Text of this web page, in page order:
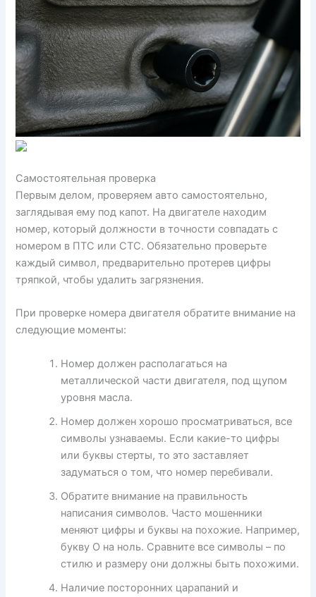
Самостоятельная проверка
Первым делом, проверяем авто самостоятельно,
заглядывая ему под капот. На двигателе находим
номер, который должности в точности совпадать с
номером в ПТС или СТС. Обязательно проверьте
каждый символ, предварительно протерев цифры
тряпкой, чтобы удалить загрязнения.
При проверке номера двигателя обратите внимание на
следующие моменты:
Номер должен располагаться на
металлической части двигателя, под щупом
уровня масла.
Номер должен хорошо просматриваться, все
символы узнаваемы. Если какие-то цифры
или буквы стерты, то это заставляет
задуматься о том, что номер перебивали.
Обратите внимание на правильность
написания символов. Часто мошенники
меняют цифры и буквы на похожие. Например,
букву О на ноль. Сравните все символы – по
стилю и размеру они должны быть похожими.
Наличие посторонних царапаний и